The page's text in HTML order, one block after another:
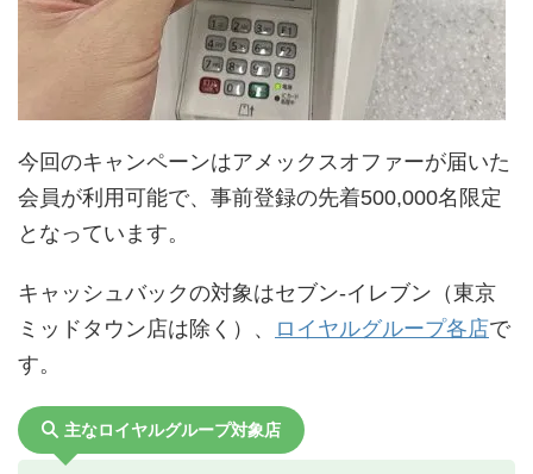
今回のキャンペーンはアメックスオファーが届いた
会員が利用可能で、事前登録の先着500,000名限定
となっています。
キャッシュバックの対象はセブン-イレブン（東京
ミッドタウン店は除く）、
ロイヤルグループ各店で
す。
主なロイヤルグループ対象店